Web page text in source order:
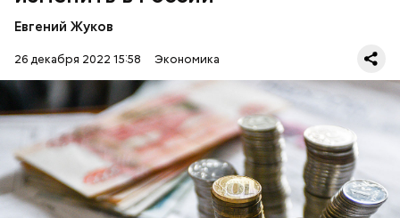
Евгений Жуков
26 декабря 2022 15:58 Экономика